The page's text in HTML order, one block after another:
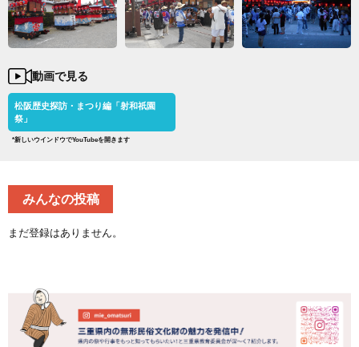
動画で見る
松阪歴史探訪・まつり編「射和祇園
祭」
*新しいウインドウでYouTubeを開きます
みんなの投稿
まだ登録はありません。